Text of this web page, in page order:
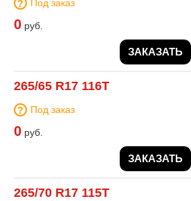
Под заказ
0 руб.
ЗАКАЗАТЬ
265/65 R17 116T
Под заказ
0 руб.
ЗАКАЗАТЬ
265/70 R17 115T